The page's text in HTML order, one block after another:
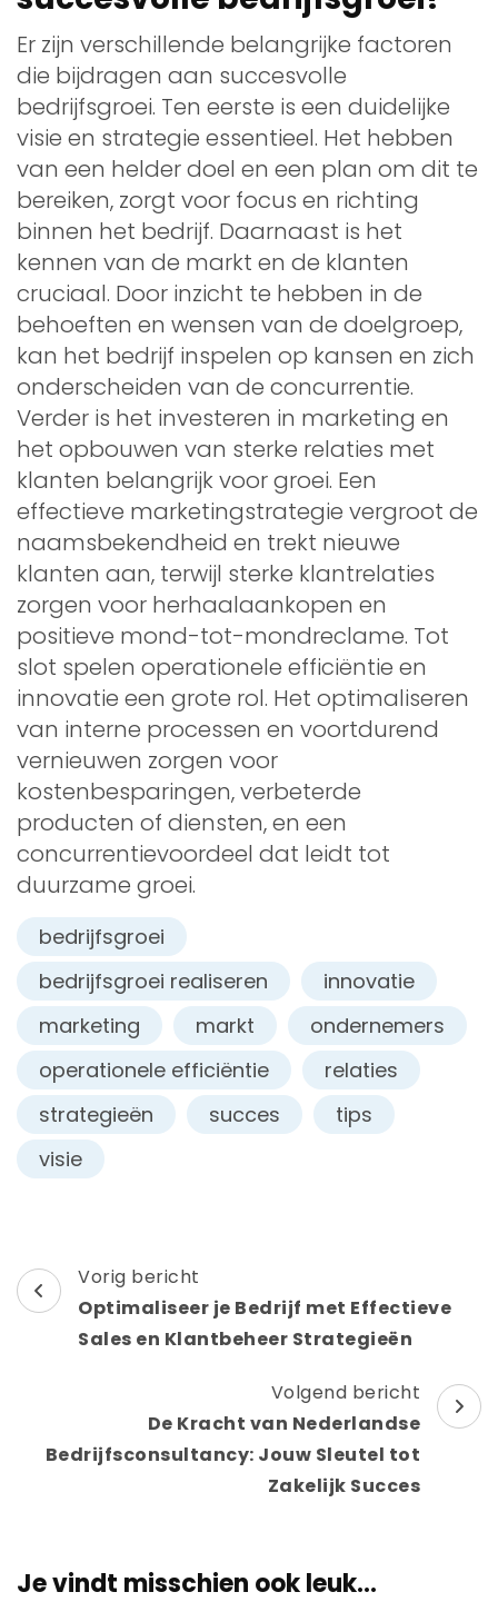
Er zijn verschillende belangrijke factoren
die bijdragen aan succesvolle
bedrijfsgroei. Ten eerste is een duidelijke
visie en strategie essentieel. Het hebben
van een helder doel en een plan om dit te
bereiken, zorgt voor focus en richting
binnen het bedrijf. Daarnaast is het
kennen van de markt en de klanten
cruciaal. Door inzicht te hebben in de
behoeften en wensen van de doelgroep,
kan het bedrijf inspelen op kansen en zich
onderscheiden van de concurrentie.
Verder is het investeren in marketing en
het opbouwen van sterke relaties met
klanten belangrijk voor groei. Een
effectieve marketingstrategie vergroot de
naamsbekendheid en trekt nieuwe
klanten aan, terwijl sterke klantrelaties
zorgen voor herhaalaankopen en
positieve mond-tot-mondreclame. Tot
slot spelen operationele efficiëntie en
innovatie een grote rol. Het optimaliseren
van interne processen en voortdurend
vernieuwen zorgen voor
kostenbesparingen, verbeterde
producten of diensten, en een
concurrentievoordeel dat leidt tot
duurzame groei.
bedrijfsgroei
bedrijfsgroei realiseren
innovatie
marketing
markt
ondernemers
operationele efficiëntie
relaties
strategieën
succes
tips
visie
Berichtnavigatie
Vorig bericht
Optimaliseer je Bedrijf met Effectieve
Sales en Klantbeheer Strategieën
Volgend bericht
De Kracht van Nederlandse
Bedrijfsconsultancy: Jouw Sleutel tot
Zakelijk Succes
Je vindt misschien ook leuk...